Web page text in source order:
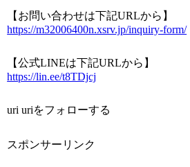
【お問い合わせは下記URLから】
https://m32006400n.xsrv.jp/inquiry-form/
【公式LINEは下記URLから】
https://lin.ee/t8TDjcj
uri uriをフォローする
スポンサーリンク